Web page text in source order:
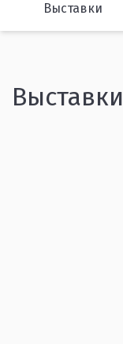
Выставки
Выставки